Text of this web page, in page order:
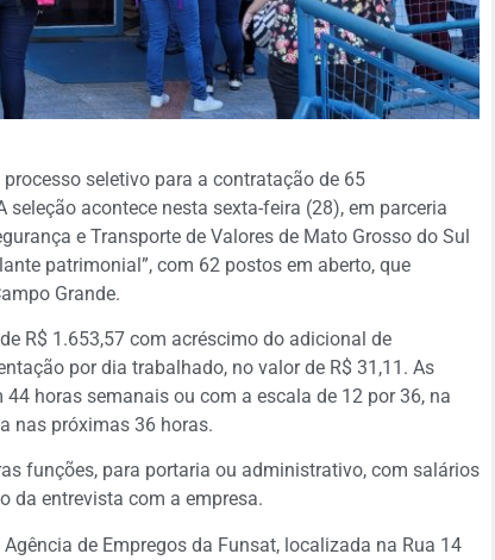
seletivo para a contratação de 65
acontece nesta sexta-feira (28), em parceria
e Transporte de Valores de Mato Grosso do Sul
patrimonial”, com 62 postos em aberto, que
Grande.
R$ 1.653,57 com acréscimo do adicional de
por dia trabalhado, no valor de R$ 31,11. As
horas semanais ou com a escala de 12 por 36, na
nas próximas 36 horas.
funções, para portaria ou administrativo, com salários
da entrevista com a empresa.
de Empregos da Funsat, localizada na Rua 14